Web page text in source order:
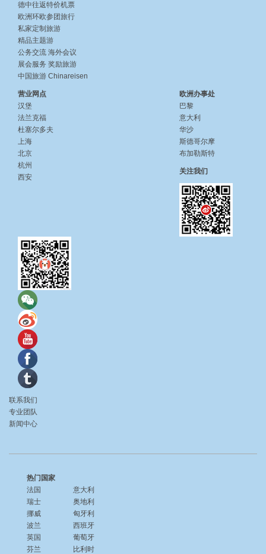
德中往返特价机票
欧洲环欧参团旅行
私家定制旅游
精品主题游
公务交流 海外会议
展会服务 奖励旅游
中国旅游 Chinareisen
营业网点
汉堡
法兰克福
杜塞尔多夫
上海
北京
杭州
西安
欧洲办事处
巴黎
意大利
华沙
斯德哥尔摩
布加勒斯特
关注我们
联系我们
专业团队
新闻中心
热门国家
法国
瑞士
挪威
波兰
英国
芬兰
意大利
奥地利
匈牙利
西班牙
葡萄牙
比利时